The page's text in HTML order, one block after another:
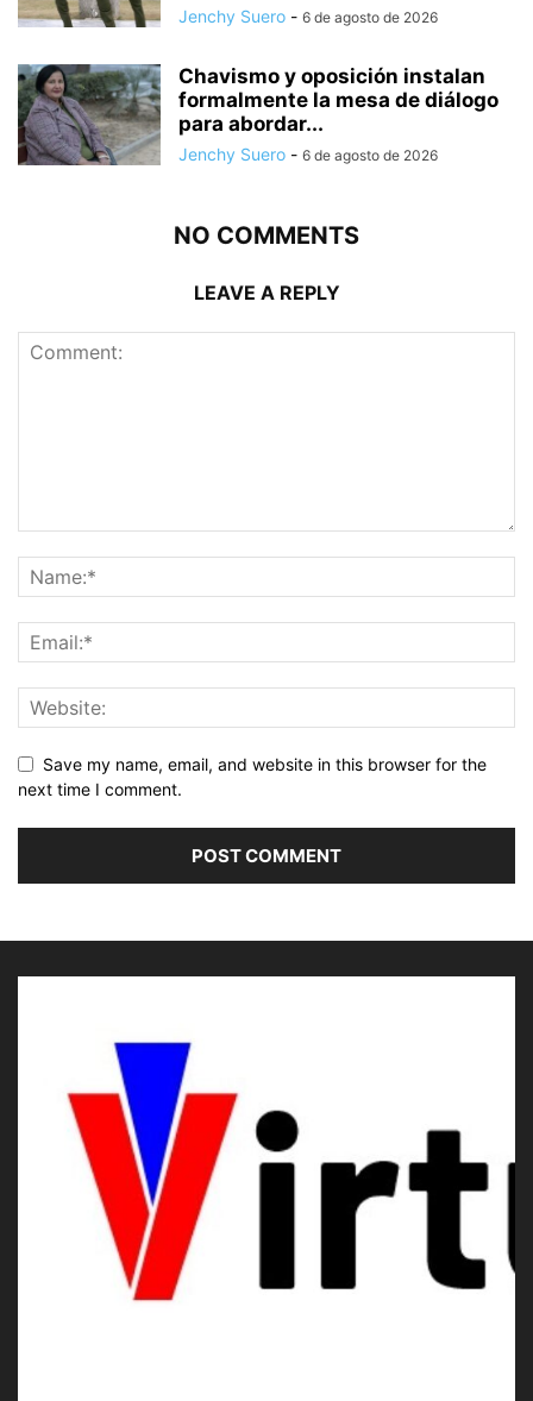
Jenchy Suero - 6 de agosto de 2026
Chavismo y oposición instalan
formalmente la mesa de diálogo
para abordar...
Jenchy Suero - 6 de agosto de 2026
NO COMMENTS
LEAVE A REPLY
Save my name, email, and website in this browser for the
next time I comment.